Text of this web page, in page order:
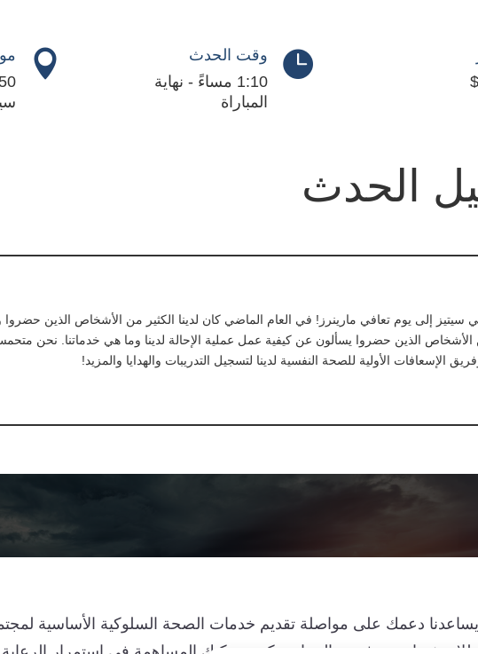
 
وقت الحدث
1:10 مساءً - نهاية
المباراة
الحدث
سيتيز إلى يوم تعافي مارينرز! في العام الماضي كان لدينا الكثير من الأشخاص الذين
الأشخاص الذين حضروا يسألون عن كيفية عمل عملية الإحالة لدينا وما هي خدماتنا. نحن
الإسعافات الأولية للصحة النفسية لدينا لتسجيل التدريبات والهدايا والمزيد!
يساعدنا دعمك على مواصلة تقديم خدمات الصحة السلوكية الأساسية